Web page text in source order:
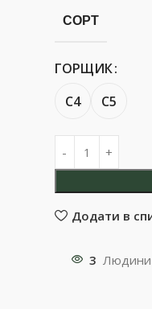
СОРТ
ГОРЩИК
С4
С5
Додати в
3 Людини